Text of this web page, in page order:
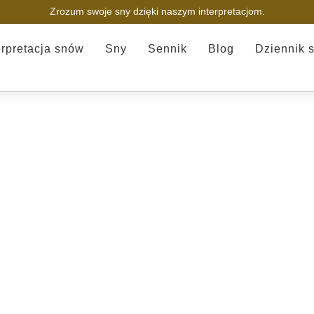
Zrozum swoje sny dzięki naszym interpretacjom.
snów Sny Sennik Blog Dziennik